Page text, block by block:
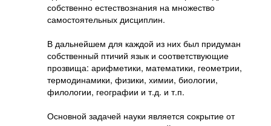
собственно естествознания на множество
самостоятельных дисциплин.
В дальнейшем для каждой из них был придуман
собственный птичий язык и соответствующие
прозвища: арифметики, математики, геометрии,
термодинамики, физики, химии, биологии,
филологии, географии и т.д. и т.п.
Основной задачей науки является сокрытие от